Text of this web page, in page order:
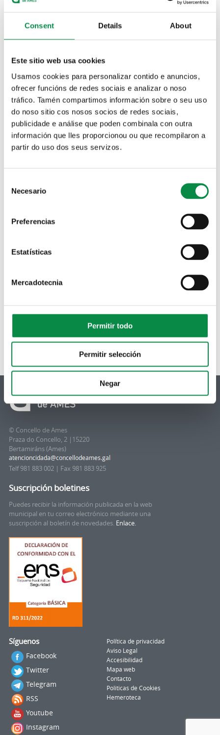
Consent Details About
Este sitio web usa cookies
Usamos cookies para personalizar contido e anuncios,
ofrecer funcións de redes sociais e analizar o noso
tráfico. Tamén compartimos información sobre o seu uso
do noso sitio cos nosos socios de redes sociais,
publicidade e análise que poden combinala con outra
información que lles proporcionou ou que recompilaron a
partir do uso dos seus servizos.
Selection
Necesario
Preferencias
Estatísticas
Mercadotecnia
Permitir todo
Permitir selección
Negar
Perfil del contratante Sede electrónica
Oficina Virtual Tributaria Canal de denuncias
Solicitud de plaza en las Escuelas infantiles municipales
Bolsa de traballo de xornalistas (temporais) outubro de 2025
© Concello de Ames
Praza do Concello, 2 |15220
Bertamiráns (Ames)
Telf 981 883 002 | Fax 981 883 925
Suscripción boletines
Puedes recibir la información publicada en la web
municipal en tu correo electrónico mediante una
suscripción al boletín de novedades. Enlace.
Síguenos
Facebook
Twitter
Telegram
RSS
Youtube
Instagram
Política de privacidad
Aviso Legal
Accesibilidad
Mapa web
Contacto
Politicas de Cookies
Hemeroteca